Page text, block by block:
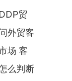
贸
外贸客
场 客
么判断